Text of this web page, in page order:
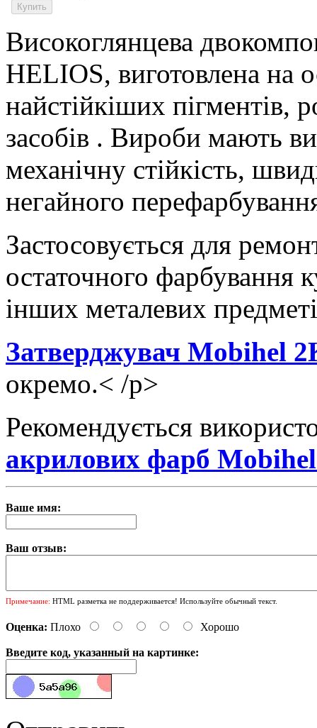
Високоглянцева
HELIOS, виготовлена на
найстійкіших пігментів,
засобів . Вироби мають
механічну стійкість,
негайного
Застосовується для
остаточного фарбування
інших металевих
Затверджувач Mobihel
окремо.< /p>
Рекомендується
акрилових фарб
Ваше имя:
Ваш отзыв:
Примечание: HTML разметка не поддерживается! Используйте обычный текст.
Оценка: Плохо Хорошо
Введите код, указанный на картинке: